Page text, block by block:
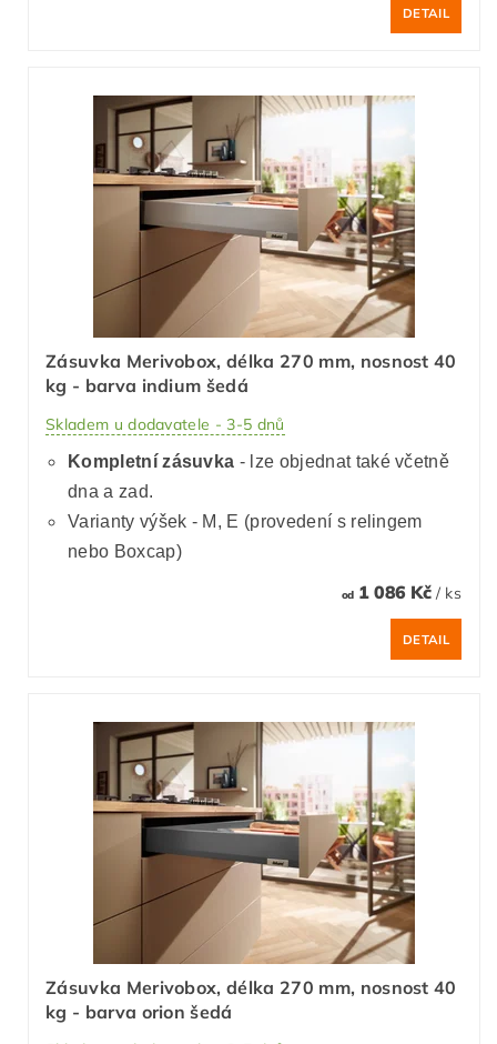
DETAIL
Zásuvka Merivobox, délka 270 mm, nosnost 40
kg - barva indium šedá
Skladem u dodavatele - 3-5 dnů
Kompletní zásuvka - lze objednat také včetně
dna a zad.
Varianty výšek - M, E (provedení s relingem
nebo Boxcap)
od1 086 Kč / ks
DETAIL
Zásuvka Merivobox, délka 270 mm, nosnost 40
kg - barva orion šedá